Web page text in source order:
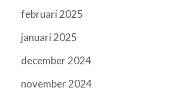
februari 2025
januari 2025
december 2024
november 2024